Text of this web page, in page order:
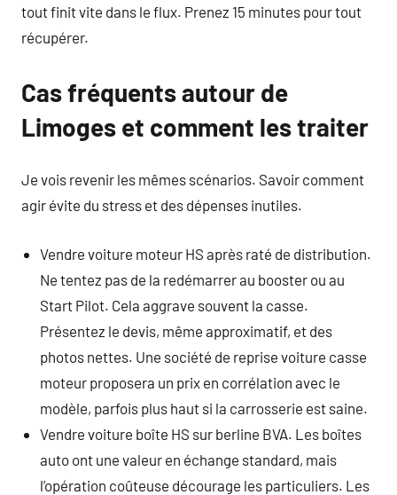
tout finit vite dans le flux. Prenez 15 minutes pour tout
récupérer.
Cas fréquents autour de
Limoges et comment les traiter
Je vois revenir les mêmes scénarios. Savoir comment
agir évite du stress et des dépenses inutiles.
Vendre voiture moteur HS après raté de distribution.
Ne tentez pas de la redémarrer au booster ou au
Start Pilot. Cela aggrave souvent la casse.
Présentez le devis, même approximatif, et des
photos nettes. Une société de reprise voiture casse
moteur proposera un prix en corrélation avec le
modèle, parfois plus haut si la carrosserie est saine.
Vendre voiture boîte HS sur berline BVA. Les boîtes
auto ont une valeur en échange standard, mais
l’opération coûteuse décourage les particuliers. Les